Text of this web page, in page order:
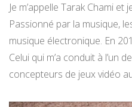
Je m’appelle Tarak Chami et
Passionné par la musique,
musique électronique. En
Celui qui m’a conduit à l’un
concepteurs de jeux vidéo